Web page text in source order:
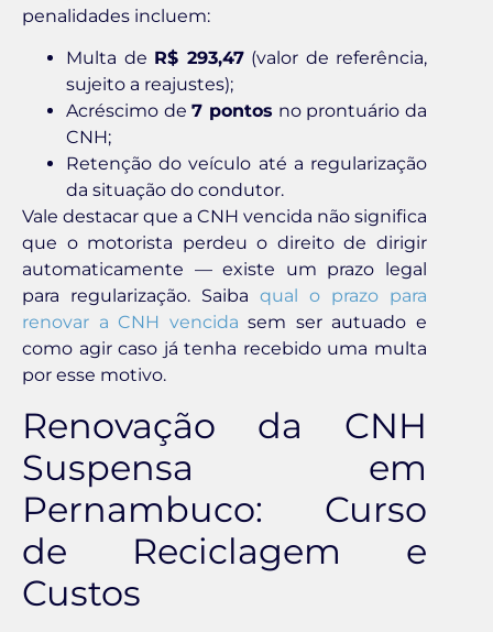
penalidades incluem:
Multa de R$ 293,47(valor de referência,
sujeito a reajustes);
Acréscimo de7 pontos no prontuário da
CNH;
Retenção do veículo até a regularização
da situação do condutor.
Vale destacar que a CNH vencida não significa
que o motorista perdeu o direito de dirigir
automaticamente — existe um prazo legal
para regularização. Saiba qual o prazo para
renovar a CNH vencida sem ser autuado e
como agir caso já tenha recebido uma multa
por esse motivo.
Renovação da CNH
Suspensa em
Pernambuco: Curso
de Reciclagem e
Custos